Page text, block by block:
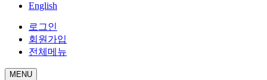
English
로그인
회원가입
전체메뉴
MENU